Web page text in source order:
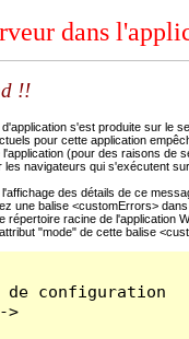
dans
!!
s'est produite sur le
pour cette application
(pour des raisons de
navigateurs qui s'exécutent
des détails de ce
une balise <customErrors>
répertoire racine de l'application
"mode" de cette balise
configuration
>